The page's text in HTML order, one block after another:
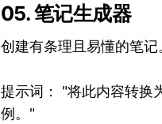
05. 笔记生成器
创建有条理且易懂的笔记
提示词： "将此内容转换
例。"